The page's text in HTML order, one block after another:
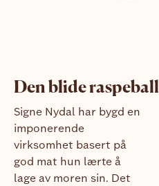
Den blide
Signe Nydal har bygd en
imponerende
virksomhet basert på
god mat hun lærte å
lage av moren sin. Det
avslag. Det er
imponerende at det går
an å lage 180 tonn med
klassiske hjemmelagde
og håndlagde